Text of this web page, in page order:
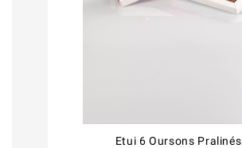
Etui 6 Oursons Pralinés